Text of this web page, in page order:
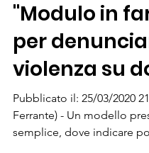
Coronavirus,
"Modulo in
per
violenza su
Pubblicato il: 25/03/2020
Ferrante) - Un modello